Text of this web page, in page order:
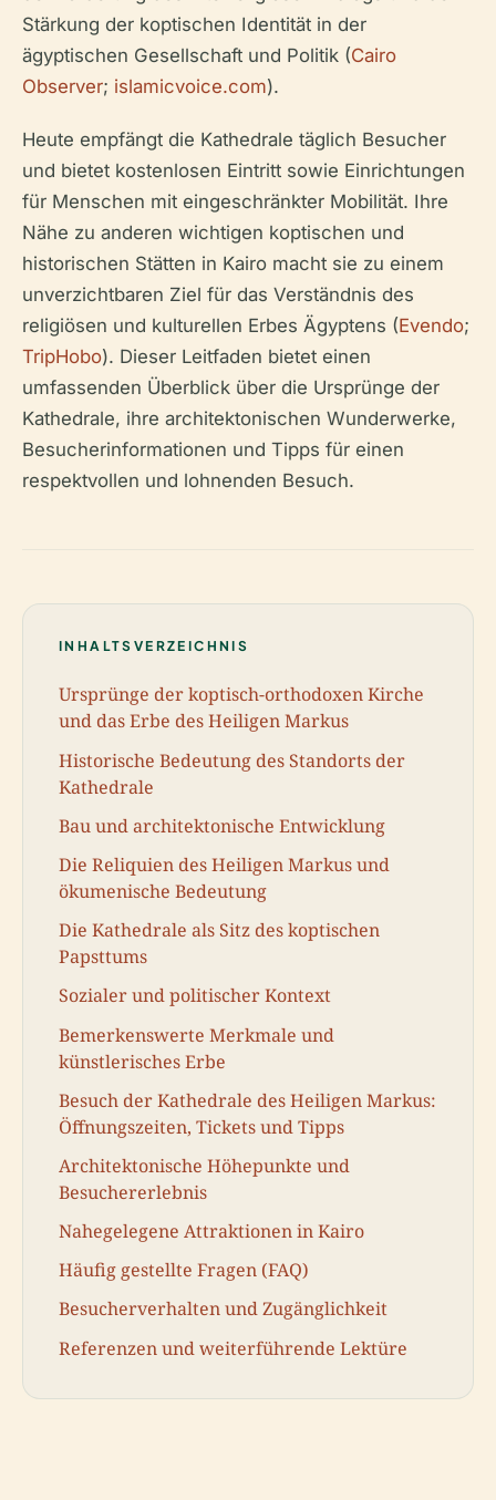
Stärkung der koptischen Identität in der
ägyptischen Gesellschaft und Politik (Cairo
Observer; islamicvoice.com).
Heute empfängt die Kathedrale täglich Besucher
und bietet kostenlosen Eintritt sowie Einrichtungen
für Menschen mit eingeschränkter Mobilität. Ihre
Nähe zu anderen wichtigen koptischen und
historischen Stätten in Kairo macht sie zu einem
unverzichtbaren Ziel für das Verständnis des
religiösen und kulturellen Erbes Ägyptens (Evendo;
TripHobo). Dieser Leitfaden bietet einen
umfassenden Überblick über die Ursprünge der
Kathedrale, ihre architektonischen Wunderwerke,
Besucherinformationen und Tipps für einen
respektvollen und lohnenden Besuch.
INHALTSVERZEICHNIS
Ursprünge der koptisch-orthodoxen Kirche
und das Erbe des Heiligen Markus
Historische Bedeutung des Standorts der
Kathedrale
Bau und architektonische Entwicklung
Die Reliquien des Heiligen Markus und
ökumenische Bedeutung
Die Kathedrale als Sitz des koptischen
Papsttums
Sozialer und politischer Kontext
Bemerkenswerte Merkmale und
künstlerisches Erbe
Besuch der Kathedrale des Heiligen Markus:
Öffnungszeiten, Tickets und Tipps
Architektonische Höhepunkte und
Besuchererlebnis
Nahegelegene Attraktionen in Kairo
Häufig gestellte Fragen (FAQ)
Besucherverhalten und Zugänglichkeit
Referenzen und weiterführende Lektüre